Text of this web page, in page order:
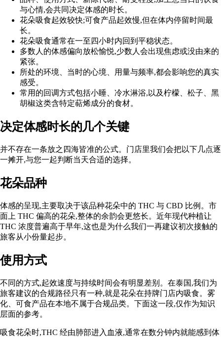
与心情,会共同决定体感的时长。
花朵吸食起效较快;可食产品起效慢,但在体内停留时间最
长。
花朵吸食通常在一至四小时内回到平稳状态。
多数人的体感偏向放松愉悦,少数人会出现焦虑或没由来的
紧张。
所处的环境、当时的心境、用量与频率,都会影响您的真实
感受。
常用的回调方式包括小睡、冷水淋浴,以及柠檬、松子、黑
胡椒这类含特定萜烯成分的食材。
决定体感时长的几个关键
并不存在一条放之四海皆准的公式。门店里我们会把以下几点逐
一摊开,与您一起判断当天合适的选择。
花朵品种
体感的呈现,主要取决于该品种花朵中的 THC 与 CBD 比例。市
面上 THC 偏高的花朵,整体的余韵会更悠长。近年现代种植让
THC 浓度普遍高于早年,这也是为什么我们一再建议初次接触的
旅客从小份量起步。
使用方式
不同的方式,起效速度与持续时间会有明显差别。在泰国,我们为
旅客建议的合规路径只有一种,就是花朵在持牌门店内吸食。雾
化、可食产品在本地不属于合规品类。下面这一段,仅作为知识
层面的参考。
吸食花朵时,THC 经由肺部进入血液,通常在数分钟内就能感到体